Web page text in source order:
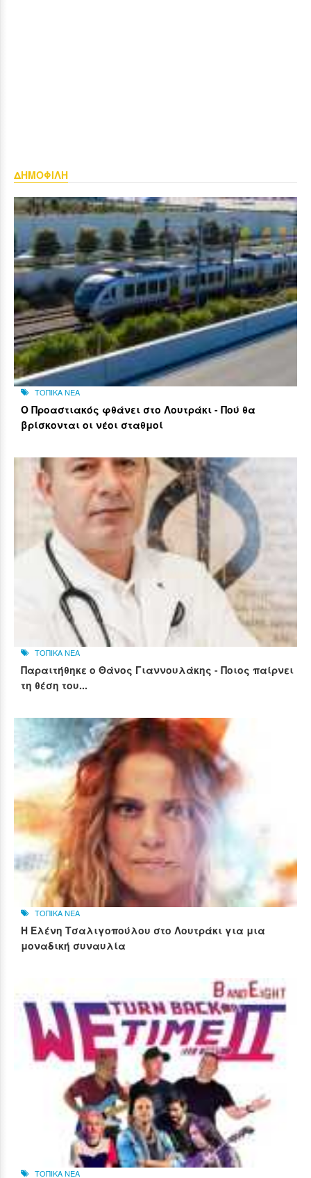
ΔΗΜΟΦΙΛΗ
ΤΟΠΙΚΑ ΝΕΑ
Ο Προαστιακός φθάνει στο Λουτράκι - Πού θα
βρίσκονται οι νέοι σταθμοί
ΤΟΠΙΚΑ ΝΕΑ
Παραιτήθηκε ο Θάνος Γιαννουλάκης - Ποιος παίρνει
τη θέση του...
ΤΟΠΙΚΑ ΝΕΑ
Η Ελένη Τσαλιγοπούλου στο Λουτράκι για μια
μοναδική συναυλία
ΤΟΠΙΚΑ ΝΕΑ